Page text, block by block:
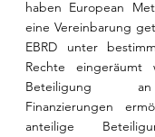
haben European
eine Vereinbarung
EBRD unter
Rechte
Beteiligung
Finanzierungen
anteilige